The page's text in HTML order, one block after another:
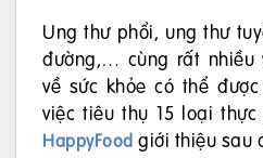
Ung thư phổi, ung thư
đường,… cùng rất nhiều
về sức khỏe có thể
việc tiêu thụ 15 loại thực
HappyFood giới thiệu sau